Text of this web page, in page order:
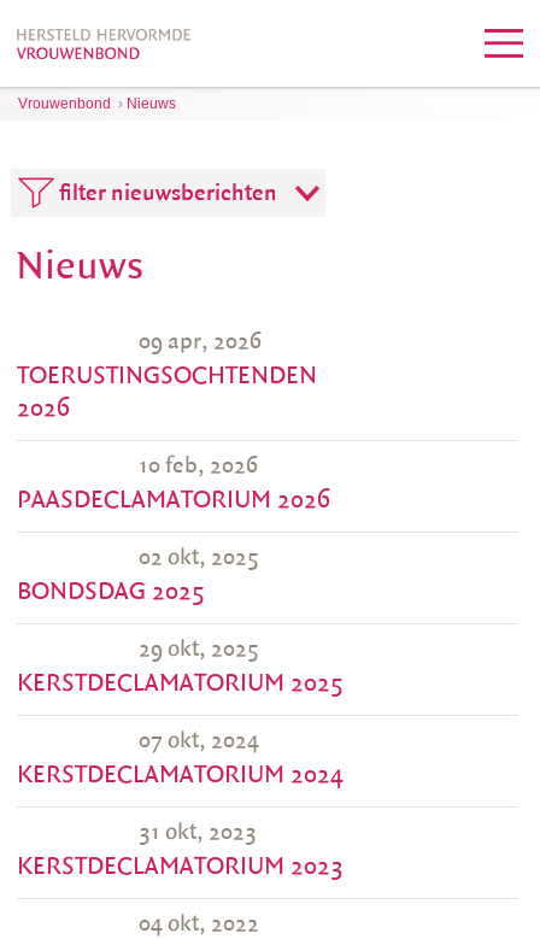
Vrouwenbond › Nieuws
filter nieuwsberichten
Nieuws
09 apr, 2026
TOERUSTINGSOCHTENDEN
2026
10 feb, 2026
PAASDECLAMATORIUM 2026
02 okt, 2025
BONDSDAG 2025
29 okt, 2025
KERSTDECLAMATORIUM 2025
07 okt, 2024
KERSTDECLAMATORIUM 2024
31 okt, 2023
KERSTDECLAMATORIUM 2023
04 okt, 2022